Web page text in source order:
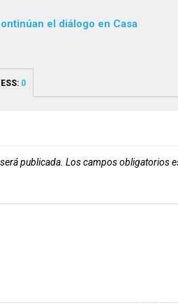
el diálogo en Casa
0
publicada. Los campos obligatorios